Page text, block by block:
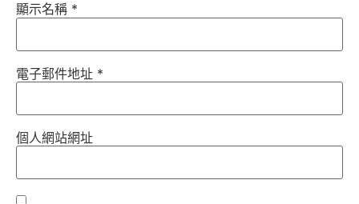
顯示名稱 *
電子郵件地址 *
個人網站網址